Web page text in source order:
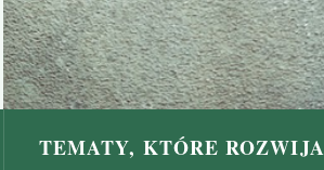
TEMATY, KTÓRE